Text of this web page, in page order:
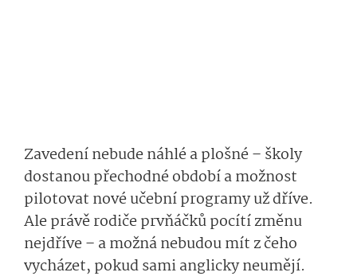
Zavedení nebude náhlé a plošné – školy
dostanou přechodné období a možnost
pilotovat nové učební programy už dříve.
Ale právě rodiče prvňáčků pocítí změnu
nejdříve – a možná nebudou mít z čeho
vycházet, pokud sami anglicky neumějí.